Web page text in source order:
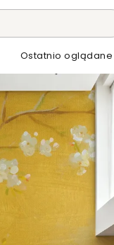
Ostatnio oglądane